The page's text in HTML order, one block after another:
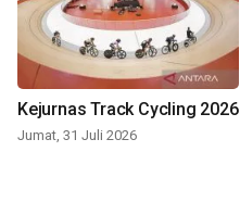
Kejurnas Track Cycling 2026
Jumat, 31 Juli 2026